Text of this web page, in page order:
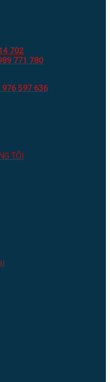
702
771 780
597 636
TÔI